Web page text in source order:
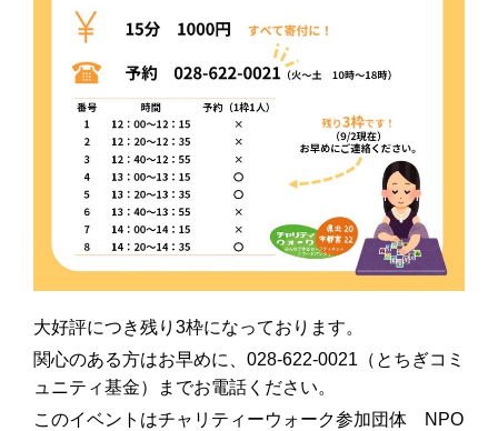
大好評につき残り3枠になっております。
関心のある方はお早めに、028-622-0021（とちぎコミ
ュニティ基金）までお電話ください。
このイベントはチャリティーウォーク参加団体 NPO